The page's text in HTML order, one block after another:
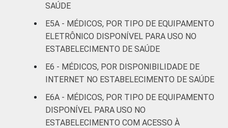
anos
De 51
anos ou
mais
LOCALIZAÇÃO Capital 14
Interior
SAÚDE
E5A - MÉDICOS, POR TIPO DE EQUIPAMENTO
ELETRÔNICO DISPONÍVEL PARA USO NO
ESTABELECIMENTO DE SAÚDE
E6 - MÉDICOS, POR DISPONIBILIDADE DE
INTERNET NO ESTABELECIMENTO DE SAÚDE
E6A - MÉDICOS, POR TIPO DE EQUIPAMENTO
DISPONÍVEL PARA USO NO
ESTABELECIMENTO COM ACESSO À